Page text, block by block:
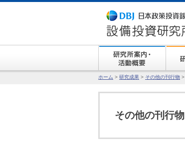
ホーム > 研究成果 > その他の刊行物 >
その他の刊行物